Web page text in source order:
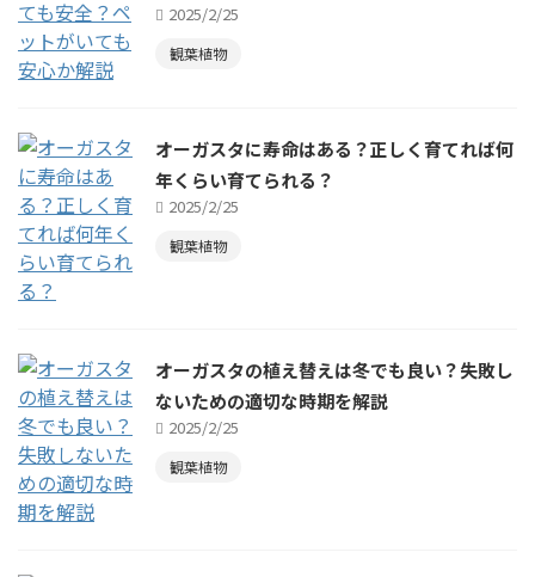
2025/2/25
観葉植物
オーガスタに寿命はある？正しく育てれば何
年くらい育てられる？
2025/2/25
観葉植物
オーガスタの植え替えは冬でも良い？失敗し
ないための適切な時期を解説
2025/2/25
観葉植物